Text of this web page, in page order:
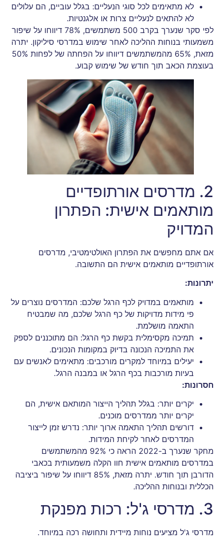
לא מתאימים לכל סוגי הנעליים: בגלל עוביים, הם עלולים
לא להתאים לנעליים צרות או אלגנטיות.
לפי סקר שנערך בקרב 500 משתמשים, 78% דיווחו על שיפור
משמעותי בנוחות ההליכה לאחר שימוש במדרסי סיליקון. יתרה
מזאת, 65% מהמשתמשים דיווחו על הפחתה של לפחות 50%
בעוצמת הכאב תוך חודש של שימוש קבוע.
2. מדרסים אורתופדיים
מותאמים אישית: הפתרון
המדויק
אם אתם מחפשים את הפתרון האולטימטיבי, מדרסים
אורתופדיים מותאמים אישית הם התשובה.
יתרונות:
מותאמים במדויק לכף הרגל שלכם: המדרסים נוצרים על
פי מידות מדויקות של כף הרגל שלכם, מה שמבטיח
התאמה מושלמת.
תמיכה מקסימלית בקשת כף הרגל: הם מתוכננים לספק
את התמיכה הנכונה בדיוק במקומות הנכונים.
יעילים במיוחד למקרים מורכבים: מתאימים לאנשים עם
בעיות מורכבות בכף הרגל או במבנה הרגל.
חסרונות:
יקרים יותר: בגלל תהליך הייצור המותאם אישית, הם
יקרים יותר ממדרסים מוכנים.
דורשים תהליך התאמה ארוך יותר: נדרש זמן לייצור
המדרסים לאחר לקיחת המידות.
מחקר שנערך ב-2022 הראה כי 92% מהמשתמשים
במדרסים מותאמים אישית חוו הקלה משמעותית בכאבי
הדורבן תוך חודש. יתרה מזאת, 85% דיווחו על שיפור ביציבה
הכללית ובנוחות ההליכה.
3. מדרסי ג'ל: רכות מפנקת
מדרסי ג'ל מציעים נוחות מיידית ותחושה רכה במיוחד.